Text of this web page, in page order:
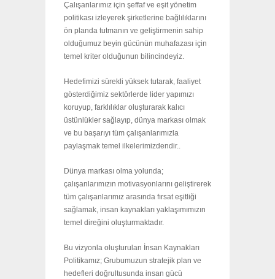
Çalışanlarımız için şeffaf ve eşit yönetim
politikası izleyerek şirketlerine bağlılıklarını
ön planda tutmanın ve geliştirmenin sahip
olduğumuz beyin gücünün muhafazası için
temel kriter olduğunun bilincindeyiz.
Hedefimizi sürekli yüksek tutarak, faaliyet
gösterdiğimiz sektörlerde lider yapımızı
koruyup, farklılıklar oluşturarak kalıcı
üstünlükler sağlayıp, dünya markası olmak
ve bu başarıyı tüm çalışanlarımızla
paylaşmak temel ilkelerimizdendir..
Dünya markası olma yolunda;
çalışanlarımızın motivasyonlarını geliştirerek
tüm çalışanlarımız arasında fırsat eşitliği
sağlamak, insan kaynakları yaklaşımımızın
temel direğini oluşturmaktadır.
Bu vizyonla oluşturulan İnsan Kaynakları
Politikamız; Grubumuzun stratejik plan ve
hedefleri doğrultusunda insan gücü